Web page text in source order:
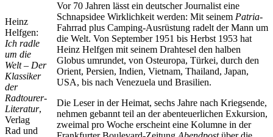
Heinz
Helfgen:
Ich radle
um die
Welt – Der
Klassiker
der
Radtourer-
Literatur,
Verlag
Rad und
Vor 70 Jahren lässt ein deutscher Journalist eine
Schnapsidee Wirklichkeit werden: Mit seinem Patria-
Fahrrad plus Camping-Ausrüstung radelt der Mann um
die Welt. Von September 1951 bis Herbst 1953 hat
Heinz Helfgen mit seinem Drahtesel den halben
Globus umrundet, von Osteuropa, Türkei, durch den
Orient, Persien, Indien, Vietnam, Thailand, Japan,
USA, bis nach Venezuela und Brasilien.
Die Leser in der Heimat, sechs Jahre nach Kriegsende,
nehmen gebannt teil an der abenteuerlichen Exkursion,
zweimal pro Woche erscheint eine Kolumne in der